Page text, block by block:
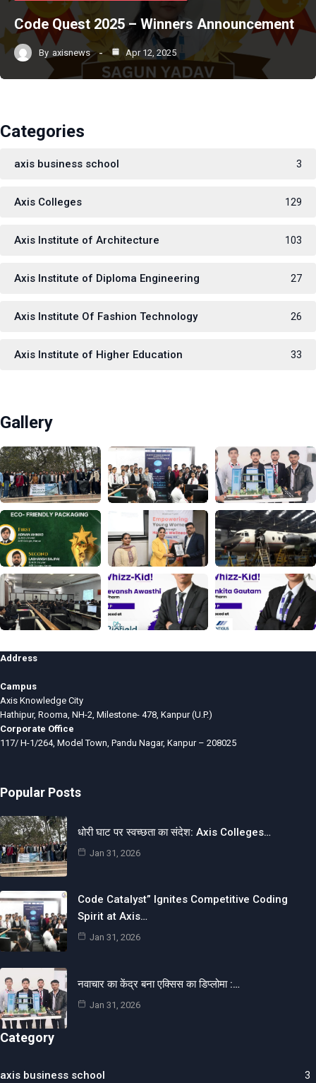
Code Quest 2025 – Winners Announcement
By axisnews Apr 12, 2025
Categories
axis business school 3
Axis Colleges 129
Axis Institute of Architecture 103
Axis Institute of Diploma Engineering 27
Axis Institute Of Fashion Technology 26
Axis Institute of Higher Education 33
Gallery
Address
Campus
Axis Knowledge City
Hathipur, Rooma, NH-2, Milestone- 478, Kanpur (U.P.)
Corporate Office
117/ H-1/264, Model Town, Pandu Nagar, Kanpur – 208025
Popular Posts
धोरी घाट पर स्वच्छता का संदेश: Axis Colleges…
Jan 31, 2026
Code Catalyst” Ignites Competitive Coding
Spirit at Axis…
Jan 31, 2026
नवाचार का केंद्र बना एक्सिस का डिप्लोमा :…
Jan 31, 2026
Category
axis business school 3